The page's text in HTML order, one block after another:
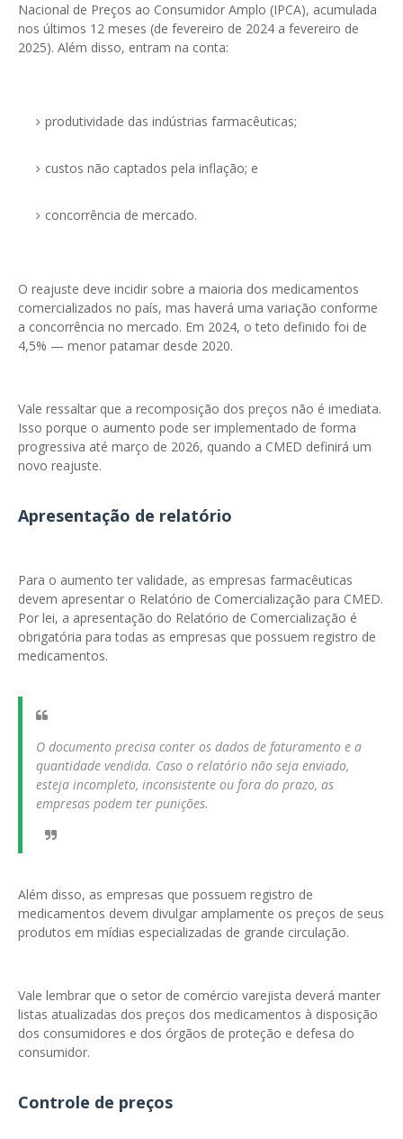
Nacional de Preços ao Consumidor Amplo (IPCA), acumulada
nos últimos 12 meses (de fevereiro de 2024 a fevereiro de
2025). Além disso, entram na conta:
produtividade das indústrias farmacêuticas;
custos não captados pela inflação; e
concorrência de mercado.
O reajuste deve incidir sobre a maioria dos medicamentos
comercializados no país, mas haverá uma variação conforme
a concorrência no mercado. Em 2024, o teto definido foi de
4,5% — menor patamar desde 2020.
Vale ressaltar que a recomposição dos preços não é imediata.
Isso porque o aumento pode ser implementado de forma
progressiva até março de 2026, quando a CMED definirá um
novo reajuste.
Apresentação de relatório
Para o aumento ter validade, as empresas farmacêuticas
devem apresentar o Relatório de Comercialização para CMED.
Por lei, a apresentação do Relatório de Comercialização é
obrigatória para todas as empresas que possuem registro de
medicamentos.
O documento precisa conter os dados de faturamento e a
quantidade vendida. Caso o relatório não seja enviado,
esteja incompleto, inconsistente ou fora do prazo, as
empresas podem ter punições.
Além disso, as empresas que possuem registro de
medicamentos devem divulgar amplamente os preços de seus
produtos em mídias especializadas de grande circulação.
Vale lembrar que o setor de comércio varejista deverá manter
listas atualizadas dos preços dos medicamentos à disposição
dos consumidores e dos órgãos de proteção e defesa do
consumidor.
Controle de preços